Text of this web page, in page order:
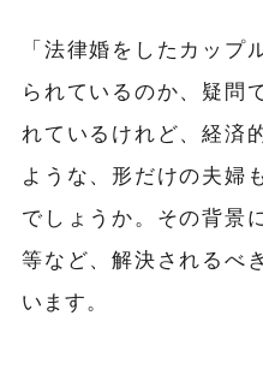
「法律婚をしたカップ
られているのか、疑問
れているけれど、経済
ような、形だけの夫婦
でしょうか。その背景
等など、解決されるべ
います。